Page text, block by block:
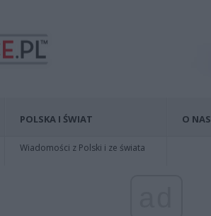
POLSKA I ŚWIAT
Wiadomości z Polski i ze świata
O